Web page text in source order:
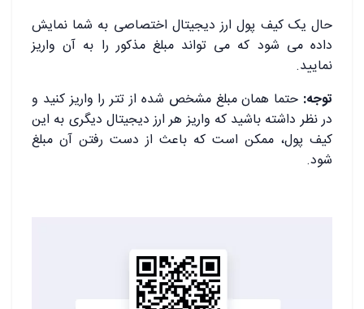
حال یک کیف پول ارز دیجیتال اختصاصی به شما نمایش
داده می شود که می تواند مبلغ مذکور را به آن واریز
نمایید.
توجه: حتما همان مبلغ مشخص شده از تتر را واریز کنید و
در نظر داشته باشید که واریز هر ارز دیجیتال دیگری به این
کیف پول، ممکن است که باعث از دست رفتن آن مبلغ
شود.